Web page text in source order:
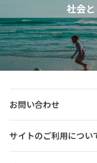
社会
お問い合わせ
サイトのご利用につい